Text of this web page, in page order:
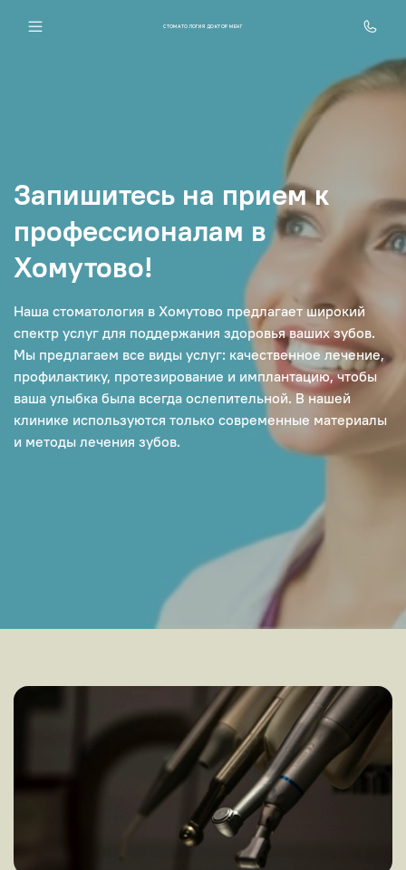
Запишитесь на прием к
профессионалам в
Хомутово!
Наша стоматология в Хомутово предлагает широкий
спектр услуг для поддержания здоровья ваших зубов.
Мы предлагаем все виды услуг: качественное лечение,
профилактику, протезирование и имплантацию, чтобы
ваша улыбка была всегда ослепительной. В нашей
клинике используются только современные материалы
и методы лечения зубов.
СТОМАТОЛОГИЯ ДОКТОР МЕНГ